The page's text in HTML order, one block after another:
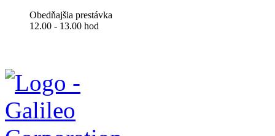
Obedňajšia prestávka
12.00 - 13.00 hod